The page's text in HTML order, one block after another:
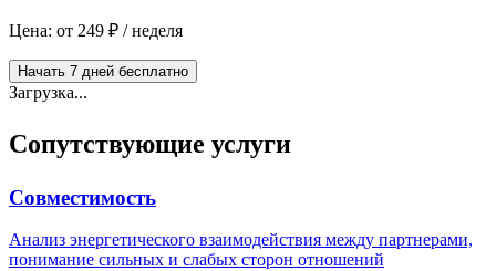
Цена: от 249 ₽ / неделя
Начать 7 дней бесплатно
Загрузка...
Сопутствующие услуги
Совместимость
Анализ энергетического взаимодействия между партнерами,
понимание сильных и слабых сторон отношений